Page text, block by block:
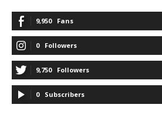
9,950 Fans
0 Followers
9,750 Followers
0 Subscribers